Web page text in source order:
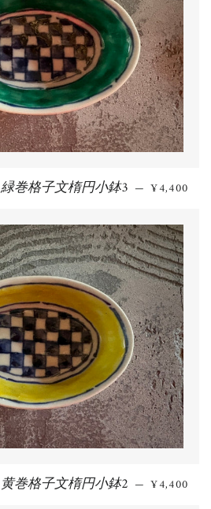
巻格子文楕円小鉢3 — 通常価格
¥4,400
巻格子文楕円小鉢2 — 通常価格
¥4,400